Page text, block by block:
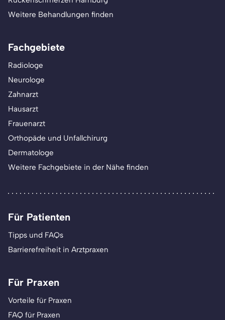
Weitere Behandlungen finden
Fachgebiete
Radiologe
Neurologe
Zahnarzt
Hausarzt
Frauenarzt
Orthopäde und Unfallchirurg
Dermatologe
Weitere Fachgebiete in der Nähe finden
Für Patienten
Tipps und FAQs
Barrierefreiheit in Arztpraxen
Für Praxen
Vorteile für Praxen
FAQ für Praxen